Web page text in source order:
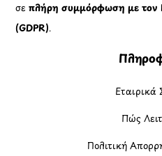
σεπλήρη συμμόρφωση με τον
(GDPR).
Εταιρικά
Πώς
Πολιτική